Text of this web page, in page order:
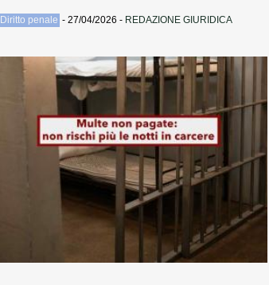
Diritto penale - 27/04/2026 - REDAZIONE GIURIDICA